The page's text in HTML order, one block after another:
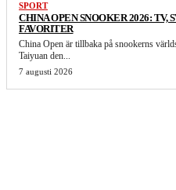
SPORT
CHINA OPEN SNOOKER 2026: TV,
FAVORITER
China Open är tillbaka på snookerns
Taiyuan den...
7 augusti 2026